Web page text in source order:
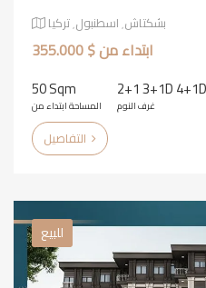
بشكتاش٬ اسطنبول٬ تركيا
ابتداء من $ 355.000
50 Sqm
المساحة ابتداء من
2+1 3+1D 4+1D
غرف النوم
للبيع